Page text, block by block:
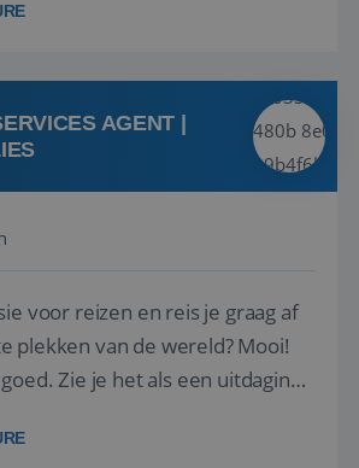
Dan is een
enthousiaste, leergie...
AGENT |
voor reizen en reis je graag af
plekken van de wereld? Mooi!
Zie je het als een uitdaging
en boeken van de perfecte